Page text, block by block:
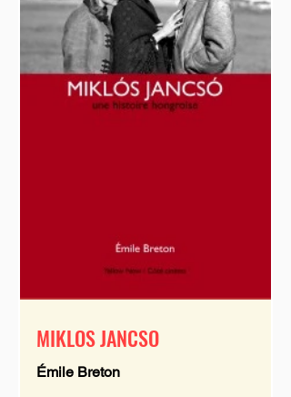
MIKLOS JANCSO
Émile Breton